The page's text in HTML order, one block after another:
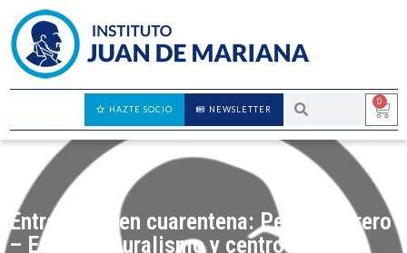
0
NEWSLETTER
HAZTE SOCIO
Entrevistas en cuarentena: Pedro Herrero
– España, pluralismo y centro político